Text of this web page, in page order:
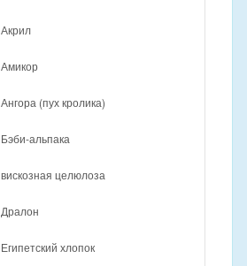
Акрил
Амикор
Ангора (пух кролика)
Бэби-альпака
вискозная целюлоза
Дралон
Египетский хлопок